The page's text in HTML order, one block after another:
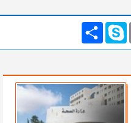
انشر Skype